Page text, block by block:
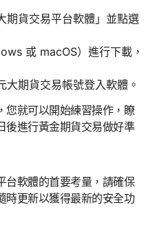
期貨交易平台軟體」並點選
或 macOS）進行下載，
期貨交易帳號登入軟體。
您就可以開始練習操作，瞭
後進行黃金期貨交易做好準
台軟體的首要考量，請確保
時更新以獲得最新的安全功